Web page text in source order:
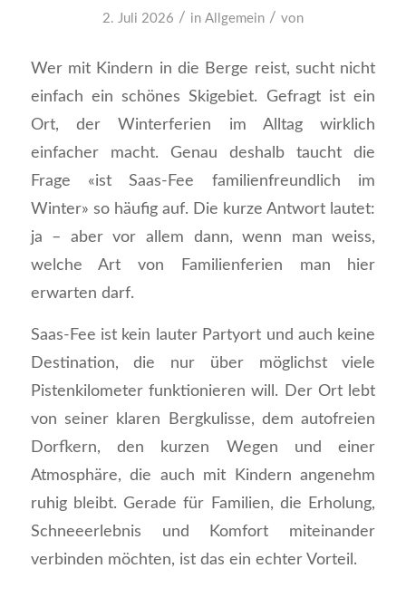
2. Juli 2026 / in Allgemein / von
Wer mit Kindern in die Berge reist, sucht nicht
einfach ein schönes Skigebiet. Gefragt ist ein
Ort, der Winterferien im Alltag wirklich
einfacher macht. Genau deshalb taucht die
Frage «ist Saas-Fee familienfreundlich im
Winter» so häufig auf. Die kurze Antwort lautet:
ja – aber vor allem dann, wenn man weiss,
welche Art von Familienferien man hier
erwarten darf.
Saas-Fee ist kein lauter Partyort und auch keine
Destination, die nur über möglichst viele
Pistenkilometer funktionieren will. Der Ort lebt
von seiner klaren Bergkulisse, dem autofreien
Dorfkern, den kurzen Wegen und einer
Atmosphäre, die auch mit Kindern angenehm
ruhig bleibt. Gerade für Familien, die Erholung,
Schneeerlebnis und Komfort miteinander
verbinden möchten, ist das ein echter Vorteil.